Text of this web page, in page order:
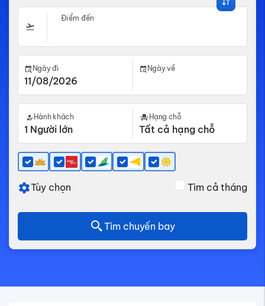
Điểm đến
Ngày đi Ngày về
Hành khách Hạng chỗ
Tùy chọn Tìm cả tháng
Tìm chuyến bay